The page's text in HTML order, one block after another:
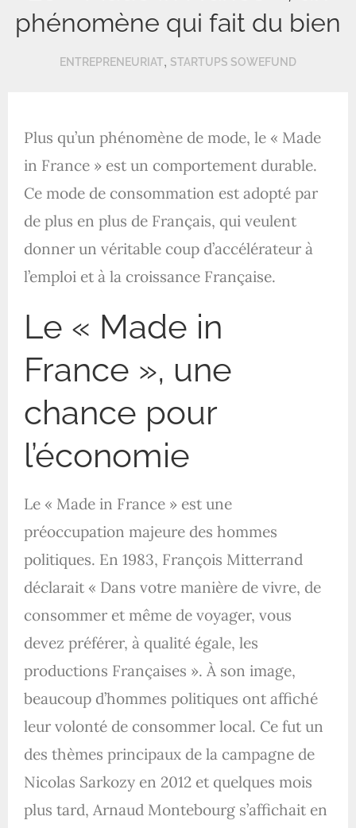
phénomène qui fait du bien
ENTREPRENEURIAT, STARTUPS SOWEFUND
Plus qu’un phénomène de mode, le « Made
in France » est un comportement durable.
Ce mode de consommation est adopté par
de plus en plus de Français, qui veulent
donner un véritable coup d’accélérateur à
l’emploi et à la croissance Française.
Le « Made in
France », une
chance pour
l’économie
Le « Made in France » est une
préoccupation majeure des hommes
politiques. En 1983, François Mitterrand
déclarait « Dans votre manière de vivre, de
consommer et même de voyager, vous
devez préférer, à qualité égale, les
productions Françaises ». À son image,
beaucoup d’hommes politiques ont affiché
leur volonté de consommer local. Ce fut un
des thèmes principaux de la campagne de
Nicolas Sarkozy en 2012 et quelques mois
plus tard, Arnaud Montebourg s’affichait en